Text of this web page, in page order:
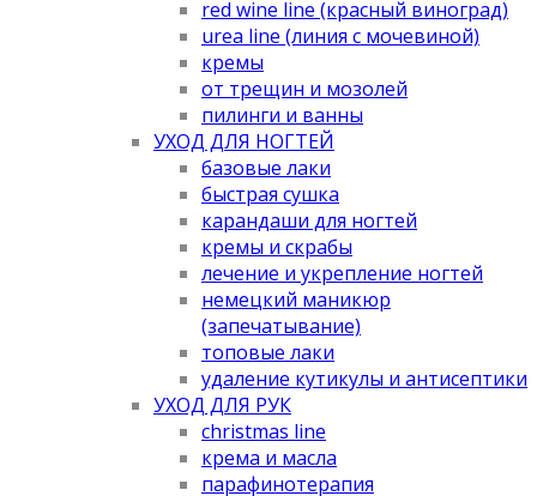
red wine line (красный виноград)
urea line (линия с мочевиной)
кремы
от трещин и мозолей
пилинги и ванны
УХОД ДЛЯ НОГТЕЙ
базовые лаки
быстрая сушка
карандаши для ногтей
кремы и скрабы
лечение и укрепление ногтей
немецкий маникюр
(запечатывание)
топовые лаки
удаление кутикулы и антисептики
УХОД ДЛЯ РУК
christmas line
крема и масла
парафинотерапия